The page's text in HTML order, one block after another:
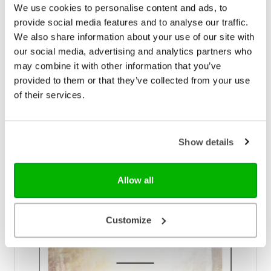
We use cookies to personalise content and ads, to
provide social media features and to analyse our traffic.
We also share information about your use of our site with
our social media, advertising and analytics partners who
may combine it with other information that you’ve
provided to them or that they’ve collected from your use
of their services.
Show details
Allow all
Customize
Ark Media
In de palm van Gods hand
Het grote nieuws van de Bijbel is niet dat jij van God
bijbelboeken zijn zo geliefd als de psalmen. Ze
spreken van verwondering, hoop, troost, blijdschap
en kracht; ze bieden woorden voor moeilijke en
overdenkingen bij deze prachtige bijbelteksten. Een
mooi vormgegeven cadeauboek voor elke
gelegenheid.